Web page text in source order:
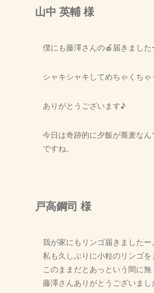
山中 英輔 様
僕にも藤澤さんの🍎届きました
シャキシャキしてめちゃくち
ありがとうございます♪
今日は奇跡的に夕飯が蕎麦な
ですね。
戸高鋼司 様
我が家にもリンゴ届きました
私も久しぶりに小粒のリンゴを
このままだとあっという間に無
藤澤さんありがとうございまし